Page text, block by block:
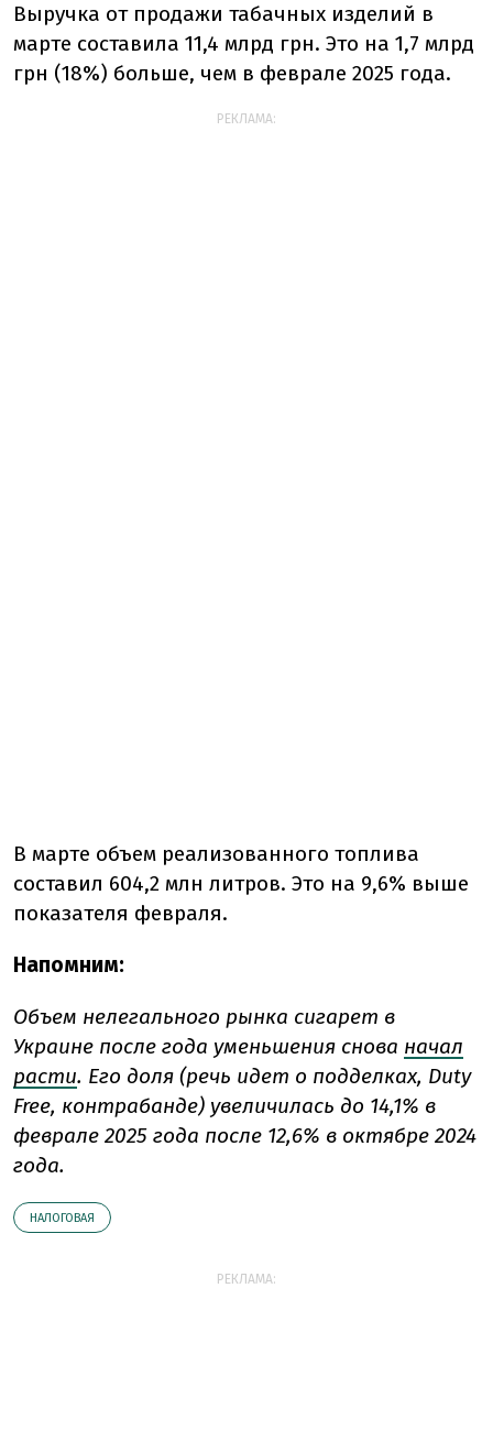
Выручка от продажи табачных изделий в
марте составила 11,4 млрд грн. Это на 1,7 млрд
грн (18%) больше, чем в феврале 2025 года.
РЕКЛАМА:
В марте объем реализованного топлива
составил 604,2 млн литров. Это на 9,6% выше
показателя февраля.
Напомним:
Объем нелегального рынка сигарет в
Украине после года уменьшения снова начал
расти. Его доля (речь идет о подделках, Duty
Free, контрабанде) увеличилась до 14,1% в
феврале 2025 года после 12,6% в октябре 2024
года.
НАЛОГОВАЯ
РЕКЛАМА: